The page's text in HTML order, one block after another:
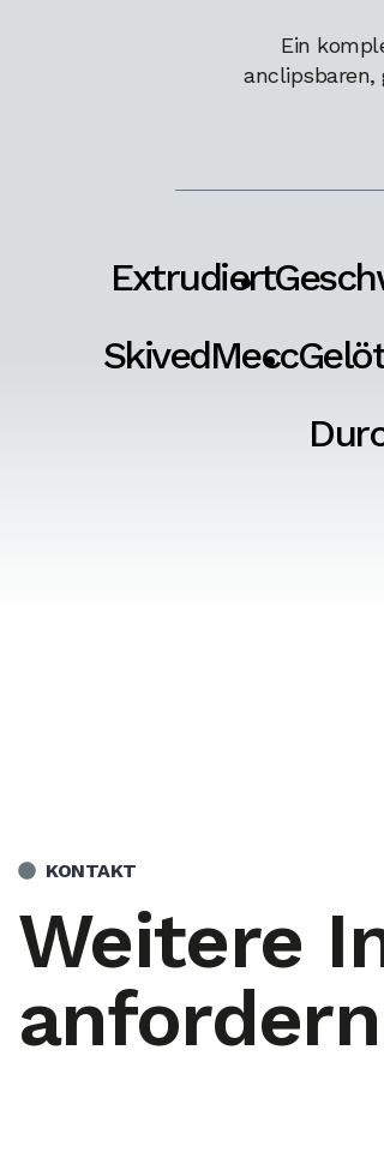
Ein
Extrudiert
SkivedMecc
KONTAKT
Weitere
anfordern